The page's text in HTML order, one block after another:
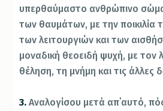
υπερθαύμαστο ανθρώπινο
των θαυμάτων, με την ποικιλία
των λειτουργιών και των
μοναδική θεοειδή ψυχή, με τον
θέληση, τη μνήμη και τις άλλες
3. Αναλογίσου μετά απ΄αυτό,